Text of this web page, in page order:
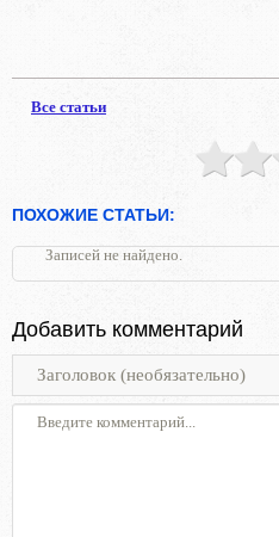
Все статьи
ПОХОЖИЕ СТАТЬИ:
Записей не найдено.
Добавить комментарий